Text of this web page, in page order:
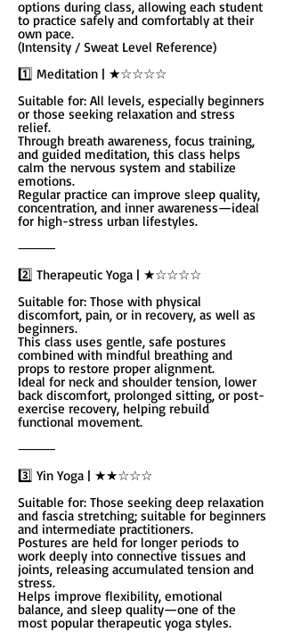
options during class, allowing each student
to practice safely and comfortably at their
own pace.
(Intensity / Sweat Level Reference)
1️⃣ Meditation | ★☆☆☆☆
Suitable for: All levels, especially beginners
or those seeking relaxation and stress
relief.
Through breath awareness, focus training,
and guided meditation, this class helps
calm the nervous system and stabilize
emotions.
Regular practice can improve sleep quality,
concentration, and inner awareness—ideal
for high-stress urban lifestyles.
⸻
2️⃣ Therapeutic Yoga | ★☆☆☆☆
Suitable for: Those with physical
discomfort, pain, or in recovery, as well as
beginners.
This class uses gentle, safe postures
combined with mindful breathing and
props to restore proper alignment.
Ideal for neck and shoulder tension, lower
back discomfort, prolonged sitting, or post-
exercise recovery, helping rebuild
functional movement.
⸻
3️⃣ Yin Yoga | ★★☆☆☆
Suitable for: Those seeking deep relaxation
and fascia stretching; suitable for beginners
and intermediate practitioners.
Postures are held for longer periods to
work deeply into connective tissues and
joints, releasing accumulated tension and
stress.
Helps improve flexibility, emotional
balance, and sleep quality—one of the
most popular therapeutic yoga styles.